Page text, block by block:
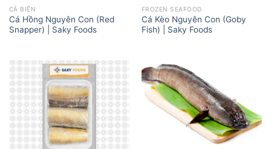
CÁ BIỂN
Cá Hồng Nguyên Con (Red
Snapper) | Saky Foods
FROZEN SEAFOOD
Cá Kèo Nguyên Con (Goby
Fish) | Saky Foods